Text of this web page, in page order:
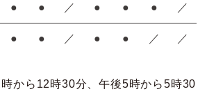
● ● ／ ● ● ● ／
● ● ／ ● ● ／ ／
から12時30分、午後5時から5時30